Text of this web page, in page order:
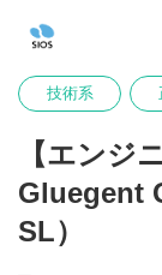
技術系
【エンジ
Gluegent
SL）